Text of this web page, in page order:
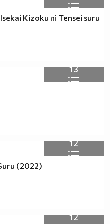
един и същи пол.
groups/f38ae2aa224b
Kizoku ni Tensei suru
13
12
(2022)
12